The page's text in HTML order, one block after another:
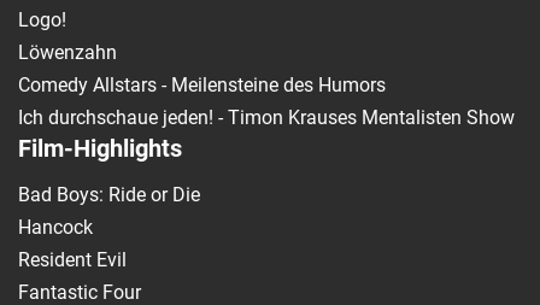
Logo!
Löwenzahn
Comedy Allstars - Meilensteine des Humors
Ich durchschaue jeden! - Timon Krauses Mentalisten Show
Film-Highlights
Bad Boys: Ride or Die
Hancock
Resident Evil
Fantastic Four